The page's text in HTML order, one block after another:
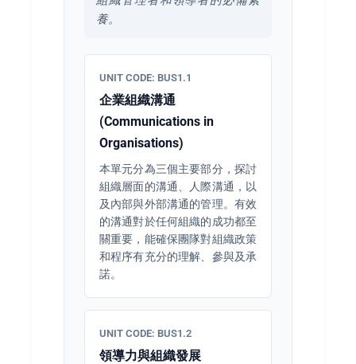
養。
UNIT CODE: BUS1.1
企業組織溝通
(Communications in
Organisations)
本單元分為三個主要部分，探討
組織層面的溝通、人際溝通，以
及內部與外部溝通的管理。有效
的溝通對於任何組織的成功都至
關重要，能確保團隊對組織政策
和程序有充分的理解、參與及承
諾。
UNIT CODE: BUS1.2
領導力與組織發展